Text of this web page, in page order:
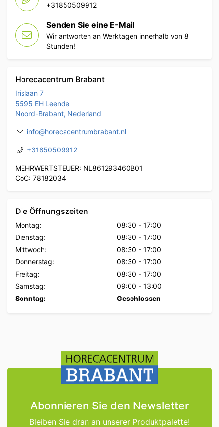
+31850509912
Senden Sie eine E-Mail
Wir antworten an Werktagen innerhalb von 8
Stunden!
Horecacentrum Brabant
Irislaan 7
5595 EH Leende
Noord-Brabant, Nederland
info@horecacentrumbrabant.nl
+31850509912
MEHRWERTSTEUER: NL861293460B01
CoC: 78182034
Die Öffnungszeiten
Montag: 08:30 - 17:00
Dienstag:
08:30 - 17:00
Mittwoch:
08:30 - 17:00
Donnerstag:
08:30 - 17:00
Freitag:
08:30 - 17:00
Samstag:
09:00 - 13:00
Sonntag:
Geschlossen
Abonnieren Sie den Newsletter
Bleiben Sie dran an unserer Produktpalette!